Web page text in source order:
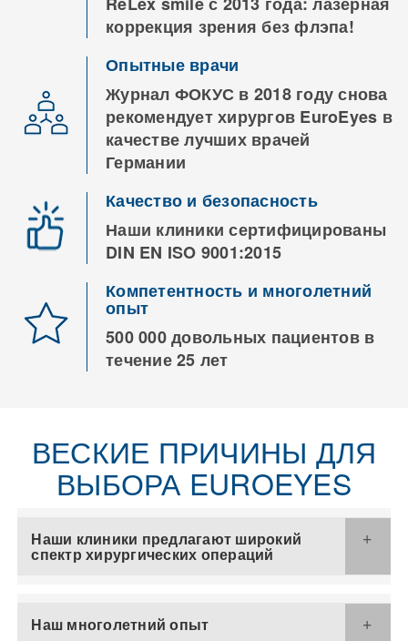
коррекция зрения без флэпа!
Опытные врачи
Журнал ФОКУС в 2018 году снова
рекомендует хирургов EuroEyes в
качестве лучших врачей
Германии
Качество и безопасность
Наши клиники сертифицированы
DIN EN ISO 9001:2015
Компетентность и многолетний
опыт
500 000 довольных пациентов в
течение 25 лет
ВЕСКИЕ ПРИЧИНЫ ДЛЯ
ВЫБОРА EUROEYES
Наши клиники предлагают широкий
спектр хирургических операций
Наш многолетний опыт